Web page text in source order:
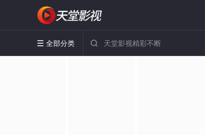
 全部分类 